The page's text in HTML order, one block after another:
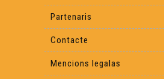
D'ÒC Show 31 : Val d'Aran
D'ÒC Show 32 : Narbona
Partenaris
Contacte
Mencions legalas